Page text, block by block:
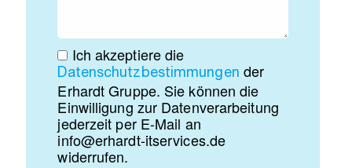
Ich akzeptiere die
Datenschutzbestimmungen der
Erhardt Gruppe. Sie können die
Einwilligung zur Datenverarbeitung
jederzeit per E-Mail an
info@erhardt-itservices.de
widerrufen.